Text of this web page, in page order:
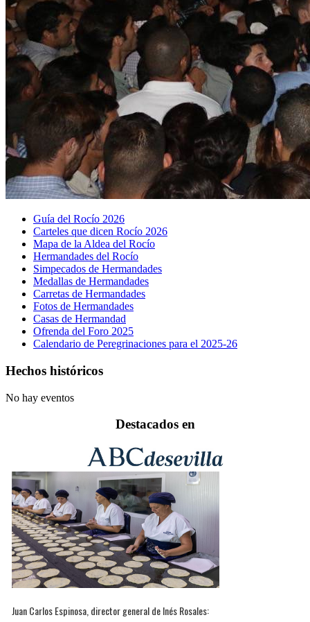
Guía del Rocío 2026
Carteles que dicen Rocío 2026
Mapa de la Aldea del Rocío
Hermandades del Rocío
Simpecados de Hermandades
Medallas de Hermandades
Carretas de Hermandades
Fotos de Hermandades
Casas de Hermandad
Ofrenda del Foro 2025
Calendario de Peregrinaciones para el 2025-26
Hechos históricos
No hay eventos
Destacados en
Juan Carlos Espinosa, director general de Inés Rosales: